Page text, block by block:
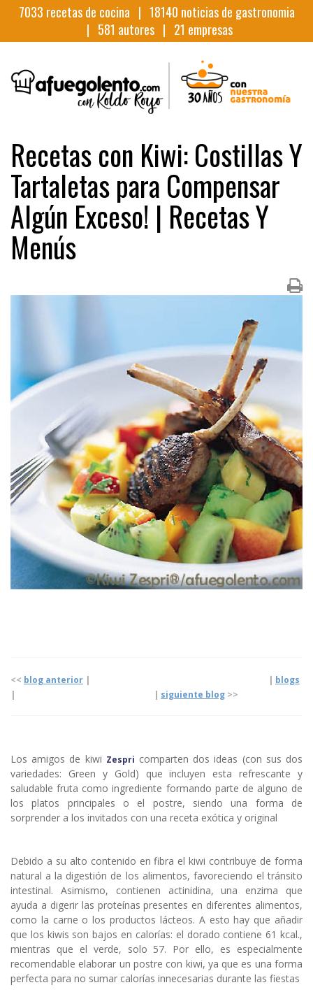
7033 recetas de cocina | 18140 noticias de gastronomia
| 581 autores | 21 empresas
Recetas con Kiwi: Costillas Y
Tartaletas para Compensar
Algún Exceso! | Recetas Y
Menús
<< blog anterior | | blogs
|
| siguiente blog >>
Los amigos de kiwi Zespri comparten dos ideas (con sus dos
variedades: Green y Gold) que incluyen esta refrescante y
saludable fruta como ingrediente formando parte de alguno de
los platos principales o el postre, siendo una forma de
sorprender a los invitados con una receta exótica y original
Debido a su alto contenido en fibra el kiwi contribuye de forma
natural a la digestión de los alimentos, favoreciendo el tránsito
intestinal. Asimismo, contienen actinidina, una enzima que
ayuda a digerir las proteínas presentes en diferentes alimentos,
como la carne o los productos lácteos. A esto hay que añadir
que los kiwis son bajos en calorías: el dorado contiene 61 kcal.,
mientras que el verde, solo 57. Por ello, es especialmente
recomendable elaborar un postre con kiwi, ya que es una forma
perfecta para no sumar calorías innecesarias durante las fiestas